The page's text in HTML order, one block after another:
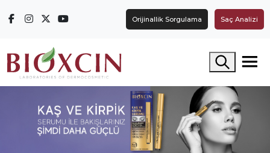
Orijinallik Sorgulama Saç Analizi
Arama yap